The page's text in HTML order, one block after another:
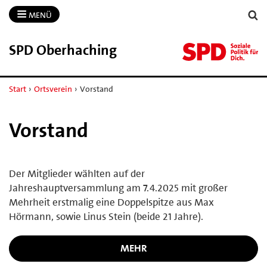
MENÜ
SPD Oberhaching
Start › Ortsverein › Vorstand
Vorstand
Der Mitglieder wählten auf der
Jahreshauptversammlung am 7.4.2025 mit großer
Mehrheit erstmalig eine Doppelspitze aus Max
Hörmann, sowie Linus Stein (beide 21 Jahre).
MEHR